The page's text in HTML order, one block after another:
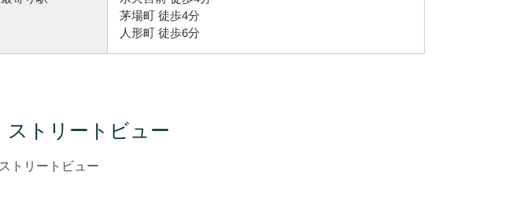
茅場町 徒歩4分
人形町 徒歩6分
ストリートビュー